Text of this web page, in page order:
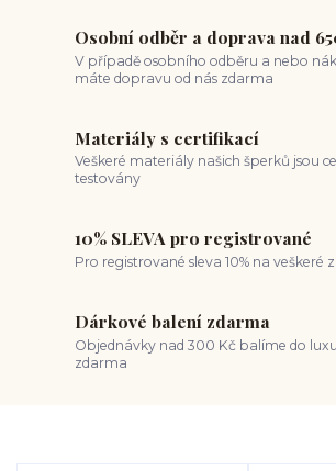
Osobní odběr a doprava nad
V případě osobního odběru a nebo
máte dopravu od nás zdarma
Materiály s certifikací
Veškeré materiály našich šperků jsou
testovány
10% SLEVA pro registrované
Pro registrované sleva 10% na veškeré
Dárkové balení zdarma
Objednávky nad 300 Kč balíme do
zdarma